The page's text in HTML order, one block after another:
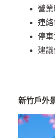
營業
連絡
停
建
新竹戶外